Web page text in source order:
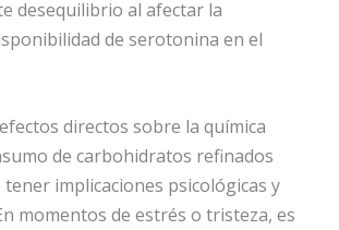
desequilibrio al afectar la
de serotonina en el
directos sobre la química
de carbohidratos refinados
implicaciones psicológicas y
momentos de estrés o tristeza, es